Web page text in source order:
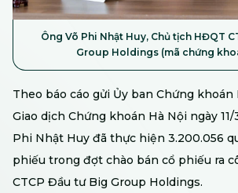
Ông Võ Phi Nhật Huy, Chủ tịch HĐQT
Group Holdings (mã chứng
Theo báo cáo gửi Ủy ban Chứng khoán
Giao dịch Chứng khoán Hà Nội ngày
Phi Nhật Huy đã thực hiện 3.200.056
phiếu trong đợt chào bán cổ phiếu ra
CTCP Đầu tư Big Group Holdings.